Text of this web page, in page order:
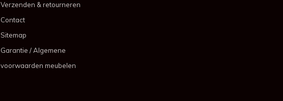
Verzenden & retourneren
Contact
Sitemap
Garantie / Algemene
voorwaarden meubelen